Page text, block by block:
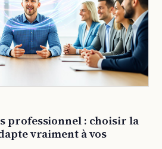
professionnel : choisir la
vraiment à vos